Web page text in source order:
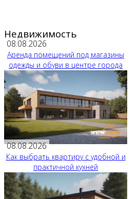
Недвижимость
08.08.2026
Аренда помещений под магазины
одежды и обуви в центре города
08.08.2026
Как выбрать квартиру с удобной и
практичной кухней